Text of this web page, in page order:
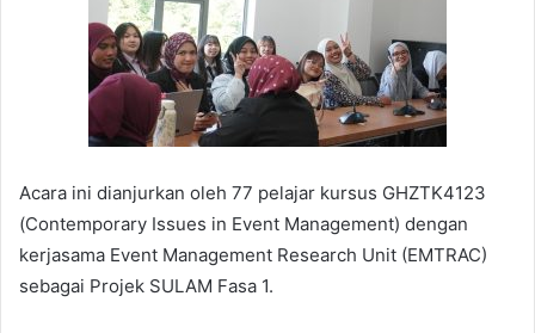
Acara ini dianjurkan oleh 77 pelajar kursus GHZTK4123
(Contemporary Issues in Event Management) dengan
kerjasama Event Management Research Unit (EMTRAC)
sebagai Projek SULAM Fasa 1.